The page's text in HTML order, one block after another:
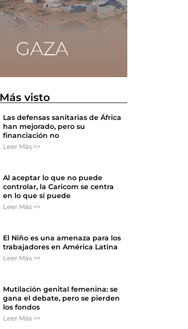
Más visto
Las defensas sanitarias de África
han mejorado, pero su
financiación no
Leer Más >>
Al aceptar lo que no puede
controlar, la Caricom se centra
en lo que sí puede
Leer Más >>
El Niño es una amenaza para los
trabajadores en América Latina
Leer Más >>
Mutilación genital femenina: se
gana el debate, pero se pierden
los fondos
Leer Más >>